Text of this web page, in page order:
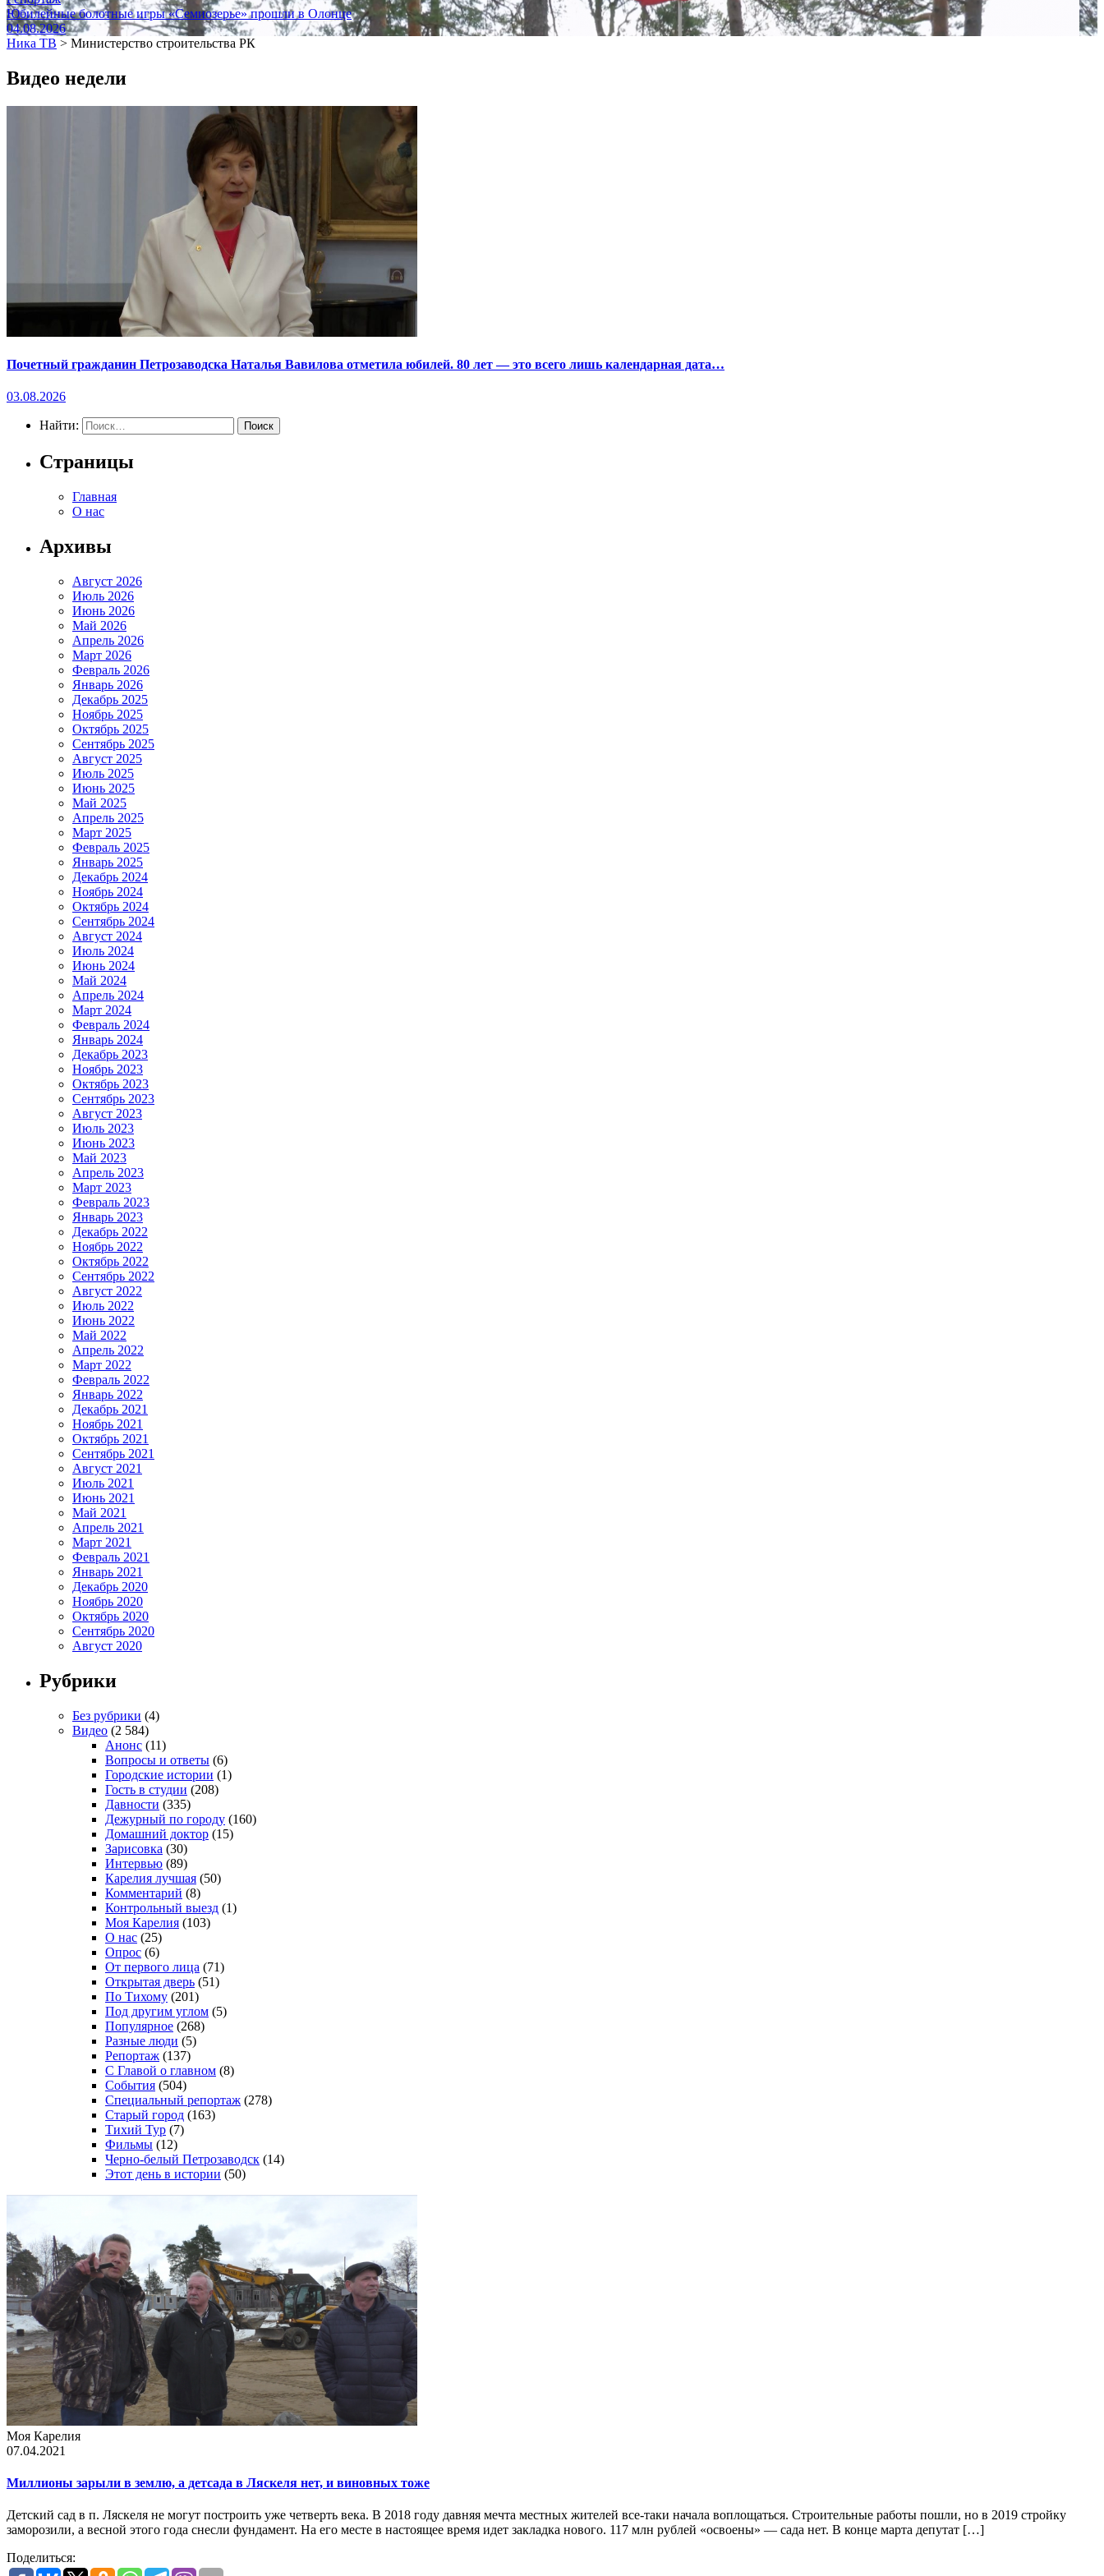
Юбилейные болотные игры «Семиозерье» прошли в Олонце
04.08.2026
Ника ТВ > Министерство строительства РК
Видео недели
Почетный гражданин Петрозаводска Наталья Вавилова отметила юбилей. 80 лет — это всего лишь календарная дата…
03.08.2026
Найти:
Страницы
Главная
О нас
Архивы
Август 2026
Июль 2026
Июнь 2026
Май 2026
Апрель 2026
Март 2026
Февраль 2026
Январь 2026
Декабрь 2025
Ноябрь 2025
Октябрь 2025
Сентябрь 2025
Август 2025
Июль 2025
Июнь 2025
Май 2025
Апрель 2025
Март 2025
Февраль 2025
Январь 2025
Декабрь 2024
Ноябрь 2024
Октябрь 2024
Сентябрь 2024
Август 2024
Июль 2024
Июнь 2024
Май 2024
Апрель 2024
Март 2024
Февраль 2024
Январь 2024
Декабрь 2023
Ноябрь 2023
Октябрь 2023
Сентябрь 2023
Август 2023
Июль 2023
Июнь 2023
Май 2023
Апрель 2023
Март 2023
Февраль 2023
Январь 2023
Декабрь 2022
Ноябрь 2022
Октябрь 2022
Сентябрь 2022
Август 2022
Июль 2022
Июнь 2022
Май 2022
Апрель 2022
Март 2022
Февраль 2022
Январь 2022
Декабрь 2021
Ноябрь 2021
Октябрь 2021
Сентябрь 2021
Август 2021
Июль 2021
Июнь 2021
Май 2021
Апрель 2021
Март 2021
Февраль 2021
Январь 2021
Декабрь 2020
Ноябрь 2020
Октябрь 2020
Сентябрь 2020
Август 2020
Рубрики
Без рубрики (4)
Видео (2 584)
Анонс (11)
Вопросы и ответы (6)
Городские истории (1)
Гость в студии (208)
Давности (335)
Дежурный по городу (160)
Домашний доктор (15)
Зарисовка (30)
Интервью (89)
Карелия лучшая (50)
Комментарий (8)
Контрольный выезд (1)
Моя Карелия (103)
О нас (25)
Опрос (6)
От первого лица (71)
Открытая дверь (51)
По Тихому (201)
Под другим углом (5)
Популярное (268)
Разные люди (5)
Репортаж (137)
С Главой о главном (8)
События (504)
Специальный репортаж (278)
Старый город (163)
Тихий Тур (7)
Фильмы (12)
Черно-белый Петрозаводск (14)
Этот день в истории (50)
Моя Карелия
07.04.2021
Миллионы зарыли в землю, а детсада в Ляскеля нет, и виновных тоже
Детский сад в п. Ляскеля не могут построить уже четверть века. В 2018 году давняя мечта местных жителей все-таки начала воплощаться. Строительные работы пошли, но в 2019 стройку
заморозили, а весной этого года снесли фундамент. На его месте в настоящее время идет закладка нового. 117 млн рублей «освоены» — сада нет. В конце марта депутат […]
Поделиться: